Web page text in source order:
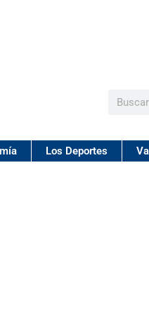
Buscar
Los Deportes